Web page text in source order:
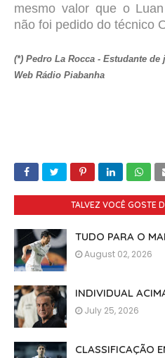
mesmo valor que o
não foi pedido do técnico
(*) Pedro La Rocca - Estudante
Web Rádio Piabanha
TALVEZ VOCÊ GOSTE
TUDO PARA O
August 02, 2026
INDIVIDUAL
July 25, 2026
CLASSIFICAÇÃO